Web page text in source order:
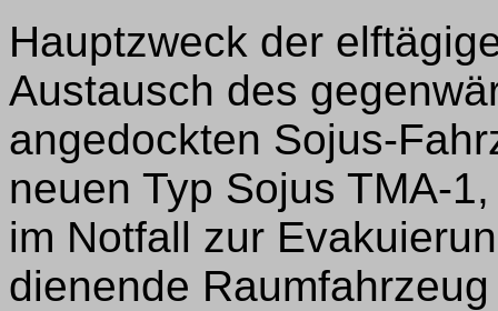
Hauptzweck der
Austausch des
angedockten Sojus-
neuen Typ Sojus TMA-
im Notfall zur
dienende